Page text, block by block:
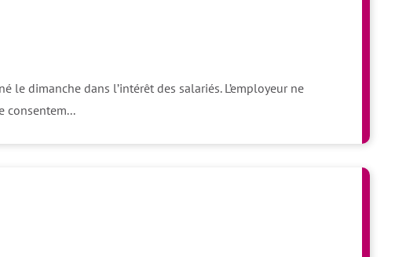
dimanche dans l’intérêt des salariés. L’employeur ne
consentem...